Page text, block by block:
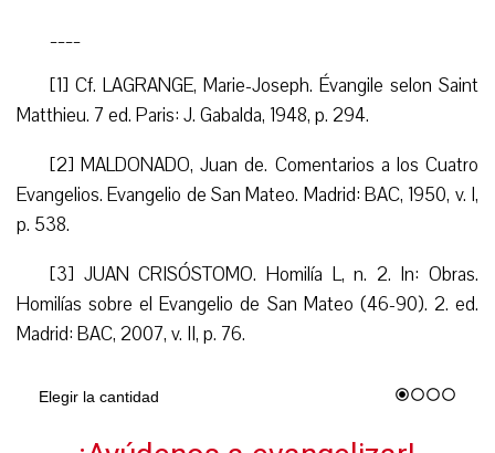
____
[1] Cf. LAGRANGE, Marie-Joseph. Évangile selon Saint
Matthieu. 7 ed. Paris: J. Gabalda, 1948, p. 294.
[2] MALDONADO, Juan de. Comentarios a los Cuatro
Evangelios. Evangelio de San Mateo. Madrid: BAC, 1950, v. I,
p. 538.
[3] JUAN CRISÓSTOMO. Homilía L, n. 2. In: Obras.
Homilías sobre el Evangelio de San Mateo (46-90). 2. ed.
Madrid: BAC, 2007, v. II, p. 76.